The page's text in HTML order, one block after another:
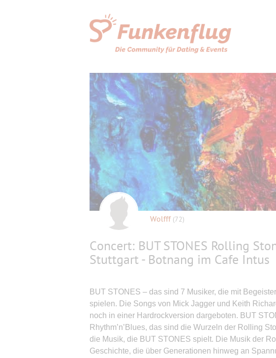
Wolfff (72)
Concert: BUT STONES Rolling
Stuttgart - Botnang im Cafe Intus
BUT STONES – das sind 7 Musiker, die mit
spielen. Die Songs von Mick Jagger und Keith
noch in einer Hardrockversion dargeboten. BUT
Rhythm’n’Blues, das sind die Wurzeln der Rolling
die Musik, die BUT STONES spielt. Die Musik der
Geschichte, die über Generationen hinweg an